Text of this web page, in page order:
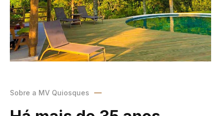
Sobre a MV Quiosques